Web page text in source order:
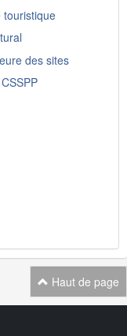
touristique
des sites
CSSPP
Haut de page